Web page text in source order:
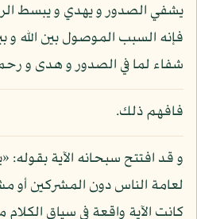
يشفي الصدور و يهدي و يبسط
فإنه السبب الموصول بين الله
شفاء لما في الصدور و هدى و
فافهم ذلك.
و قد افتتح سبحانه الآية بقوله:
لعامة الناس دون المشركين
كانت الآية واقعة في سياق